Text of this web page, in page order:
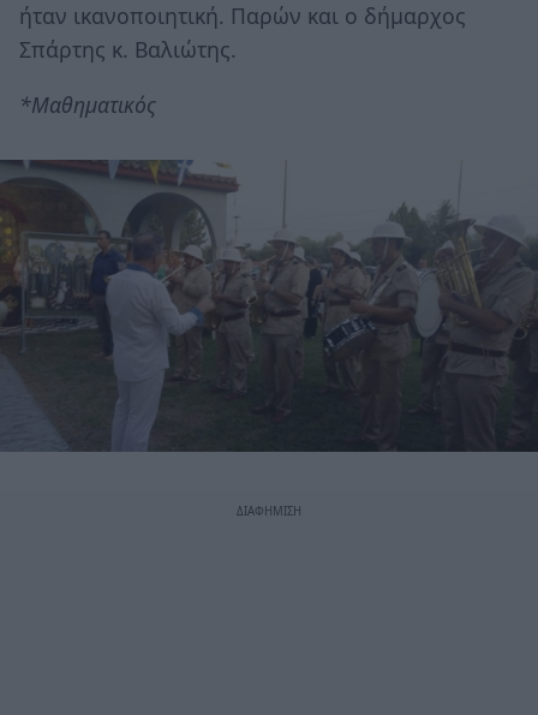
ήταν ικανοποιητική. Παρών και ο δήμαρχος
Σπάρτης κ. Βαλιώτης.
*Μαθηματικός